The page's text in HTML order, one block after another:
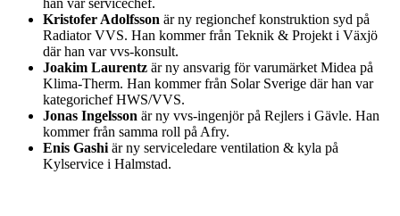
han var servicechef.
Kristofer Adolfsson är ny regionchef konstruktion syd på
Radiator VVS. Han kommer från Teknik & Projekt i Växjö
där han var vvs-konsult.
Joakim Laurentz är ny ansvarig för varumärket Midea på
Klima-Therm. Han kommer från Solar Sverige där han var
kategorichef HWS/VVS.
Jonas Ingelsson är ny vvs-ingenjör på Rejlers i Gävle. Han
kommer från samma roll på Afry.
Enis Gashi är ny serviceledare ventilation & kyla på
Kylservice i Halmstad.